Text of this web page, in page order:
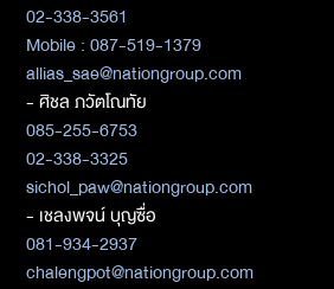
02-338-3561
Mobile : 087-519-1379
allias_sae@nationgroup.com
- ศิชล ภวัตโณทัย
085-255-6753
02-338-3325
sichol_paw@nationgroup.com
- เชลงพจน์ บุญซื่อ
081-934-2937
chalengpot@nationgroup.com